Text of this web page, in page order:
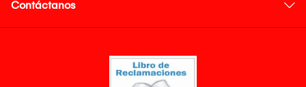
Contáctanos